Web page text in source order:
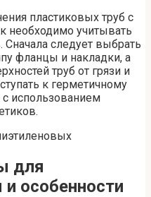
пластиковых труб с
учитывать
следует выбрать
фланцы и накладки, а
труб от грязи и
к герметичному
использованием
для
особенности